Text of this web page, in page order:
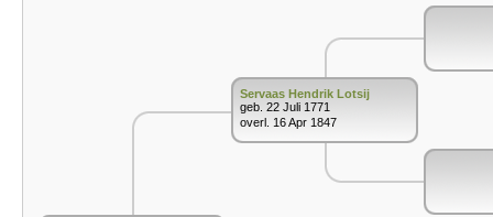
Servaas Hendrik Lotsij
geb. 22 Juli 1771
overl. 16 Apr 1847